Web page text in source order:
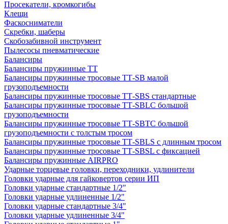
Просекатели, кромкогибы
Клещи
Фаскосниматели
Скребки, шаберы
Скобозабивной инструмент
Пылесосы пневматические
Балансиры
Балансиры пружинные TT
Балансиры пружинные тросовые ТТ-SB малой
грузоподъемности
Балансиры пружинные тросовые ТТ-SBS стандартные
Балансиры пружинные тросовые ТТ-SBLC большой
грузоподъемности
Балансиры пружинные тросовые ТТ-SBTC большой
грузоподъемности с толстым тросом
Балансиры пружинные тросовые ТТ-SBLS с длинным тросом
Балансиры пружинные тросовые ТТ-SBSL с фиксацией
Балансиры пружинные AIRPRO
Ударные торцевые головки, переходники, удлинители
Головки ударные для гайковертов серии ИП
Головки ударные стандартные 1/2"
Головки ударные удлиненные 1/2"
Головки ударные стандартные 3/4"
Головки ударные удлиненные 3/4"